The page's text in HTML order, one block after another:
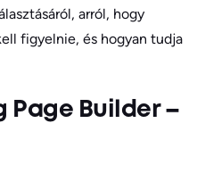
arról, hogy
figyelnie, és hogyan tudja
Page Builder –